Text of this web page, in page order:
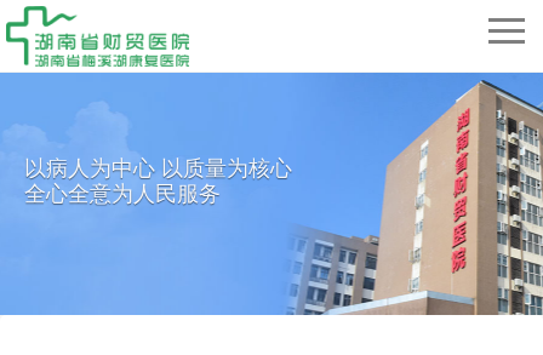
以病人为中心 以质量为核心
全心全意为人民服务